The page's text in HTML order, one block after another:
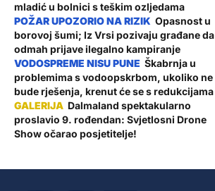
mladić u bolnici s teškim ozljedama
Opasnost u
borovoj šumi; Iz Vrsi pozivaju građane da
odmah prijave ilegalno kampiranje
Škabrnja u
problemima s vodoopskrbom, ukoliko ne
bude rješenja, krenut će se s redukcijama
Dalmaland spektakularno
proslavio 9. rođendan: Svjetlosni Drone
Show očarao posjetitelje!